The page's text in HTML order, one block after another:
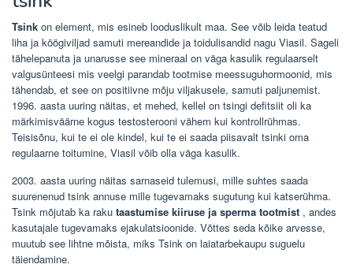
Tsink on element, mis esineb looduslikult maa. See võib leida teatud
liha ja köögiviljad samuti mereandide ja toidulisandid nagu Viasil. Sageli
tähelepanuta ja unarusse see mineraal on väga kasulik regulaarselt
valgusünteesi mis veelgi parandab tootmise meessuguhormoonid, mis
tähendab, et see on positiivne mõju viljakusele, samuti paljunemist.
1996. aasta uuring näitas, et mehed, kellel on tsingi defitsiit oli ka
märkimisväärne kogus testosterooni vähem kui kontrollrühmas.
Teisisõnu, kui te ei ole kindel, kui te ei saada piisavalt tsinki oma
regulaarne toitumine, Viasil võib olla väga kasulik.
2003. aasta uuring näitas sarnaseid tulemusi, mille suhtes saada
suurenenud tsink annuse mille tugevamaks sugutung kui katserühma.
Tsink mõjutab ka raku taastumise kiiruse ja sperma tootmist , andes
kasutajale tugevamaks ejakulatsioonide. Võttes seda kõike arvesse,
muutub see lihtne mõista, miks Tsink on laiatarbekaupu suguelu
täiendamine.